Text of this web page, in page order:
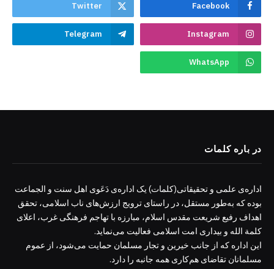
Facebook
Twitter
Instagram
Telegram
WhatsApp
در باره کلمات
اداره‌ی علمی و تحقیقاتی(کلمات) یک اداره‌ی دَعَوی اهل سنت و الجماعت
بوده که به‌طور مستقل، در راستای ترویج ارزش‌های ناب اسلامی، تحقق
اهداف رفیع شریعت مقدس اسلام، مبارزه با تهاجم فرهنگی غرب، اعلای
کلمة الله و بیداری امت اسلامی فعالیت می‌نماید.
این اداره که از جانب خیرین و تجار مسلمان حمایت می‌شود، از عموم
مسلمانان تقاضای هم‌کاری همه جانبه را دارد.